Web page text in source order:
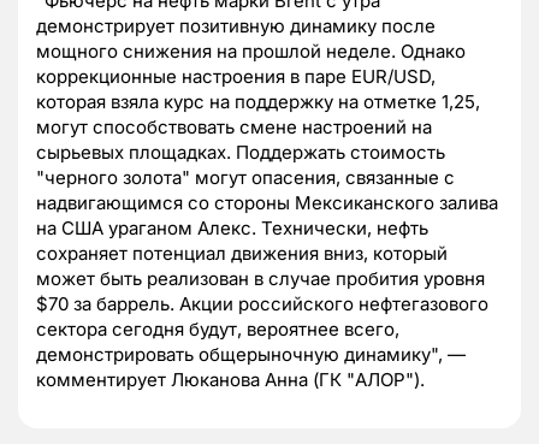
демонстрирует позитивную динамику после
мощного снижения на прошлой неделе. Однако
коррекционные настроения в паре EUR/USD,
которая взяла курс на поддержку на отметке 1,25,
могут способствовать смене настроений на
сырьевых площадках. Поддержать стоимость
"черного золота" могут опасения, связанные с
надвигающимся со стороны Мексиканского залива
на США ураганом Алекс. Технически, нефть
сохраняет потенциал движения вниз, который
может быть реализован в случае пробития уровня
$70 за баррель. Акции российского нефтегазового
сектора сегодня будут, вероятнее всего,
демонстрировать общерыночную динамику", —
комментирует Люканова Анна (ГК "АЛОР").